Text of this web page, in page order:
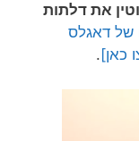
את דלתות
של דאגלס
כאן] .